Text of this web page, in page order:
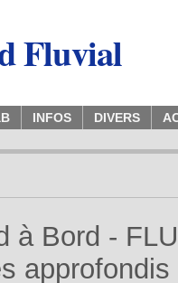
Fluvial
INFOS DIVERS
à Bord -